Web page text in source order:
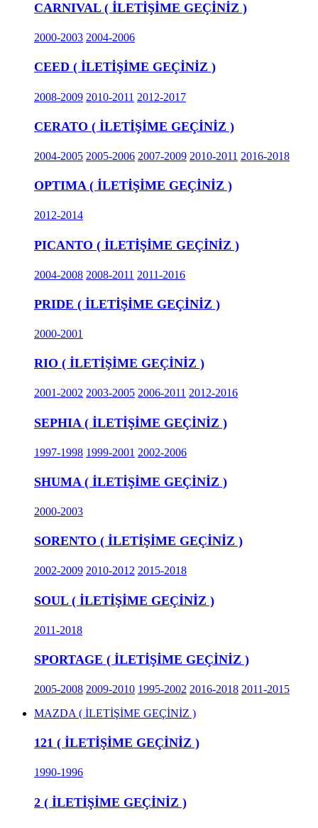
CARNIVAL ( İLETİŞİME GEÇİNİZ )
2000-2003 2004-2006
CEED ( İLETİŞİME GEÇİNİZ )
2008-2009 2010-2011 2012-2017
CERATO ( İLETİŞİME GEÇİNİZ )
2004-2005 2005-2006 2007-2009 2010-2011 2016-2018
OPTIMA ( İLETİŞİME GEÇİNİZ )
2012-2014
PICANTO ( İLETİŞİME GEÇİNİZ )
2004-2008 2008-2011 2011-2016
PRIDE ( İLETİŞİME GEÇİNİZ )
2000-2001
RIO ( İLETİŞİME GEÇİNİZ )
2001-2002 2003-2005 2006-2011 2012-2016
SEPHIA ( İLETİŞİME GEÇİNİZ )
1997-1998 1999-2001 2002-2006
SHUMA ( İLETİŞİME GEÇİNİZ )
2000-2003
SORENTO ( İLETİŞİME GEÇİNİZ )
2002-2009 2010-2012 2015-2018
SOUL ( İLETİŞİME GEÇİNİZ )
2011-2018
SPORTAGE ( İLETİŞİME GEÇİNİZ )
2005-2008 2009-2010 1995-2002 2016-2018 2011-2015
MAZDA ( İLETİŞİME GEÇİNİZ )
121 ( İLETİŞİME GEÇİNİZ )
1990-1996
2 ( İLETİŞİME GEÇİNİZ )